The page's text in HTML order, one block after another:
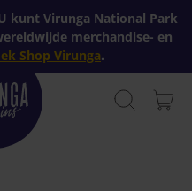
kunt Virunga National Park
merchandise- en
Shop Virunga.
ZOEK